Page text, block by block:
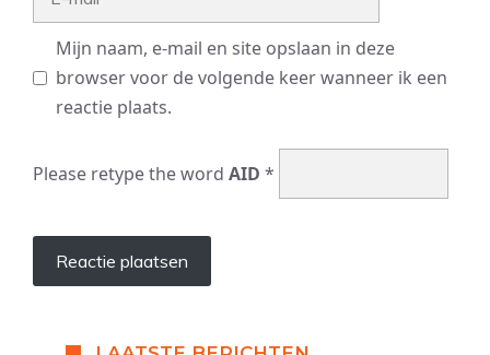
Mijn naam, e-mail en site opslaan in deze
browser voor de volgende keer wanneer ik een
reactie plaats.
Please retype the word AID *